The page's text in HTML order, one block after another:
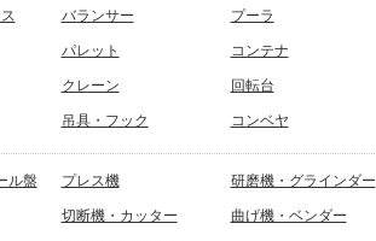
バランサー プーラ
パレット コンテナ
クレーン 回転台
吊具・フック コンベヤ
ル盤 プレス機 研磨機・グラインダー
切断機・カッター 曲げ機・ベンダー